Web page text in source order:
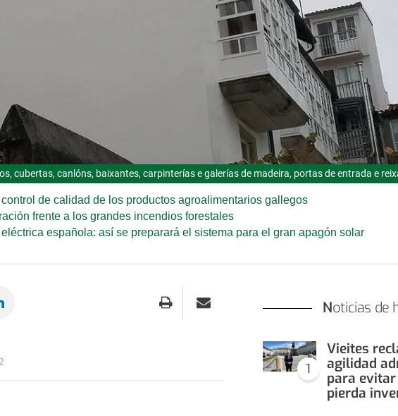
cubertas, canlóns, baixantes, carpinterías e galerías de madeira, portas de entrada e
de calidad de los productos agroalimentarios gallegos
frente a los grandes incendios forestales
española: así se preparará el sistema para el gran apagón solar
Noticias de
1
Vieites
agilidad
para evitar
pierda